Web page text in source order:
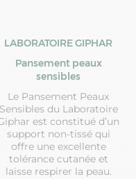
LABORATOIRE GIPHAR
Pansement peaux
sensibles
Le Pansement Peaux
Sensibles du Laboratoire
est constitué d’un
support non-tissé qui
offre une excellente
tolérance cutanée et
laisse respirer la peau.